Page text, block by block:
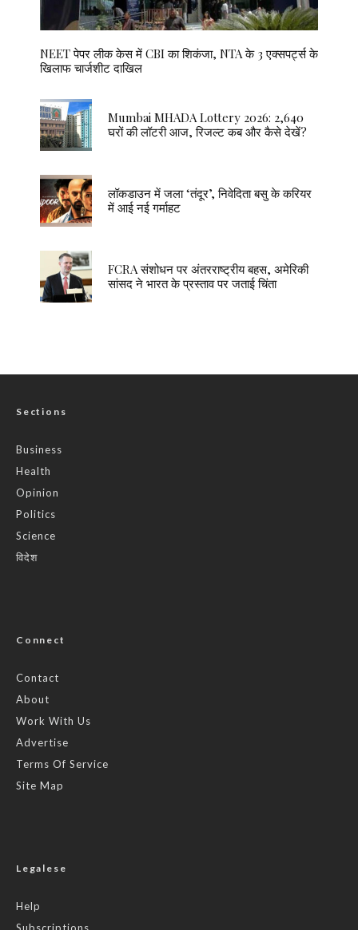
NEET पेपर लीक केस में CBI का शिकंजा, NTA के 3 एक्सपर्ट्स के
खिलाफ चार्जशीट दाखिल
Mumbai MHADA Lottery 2026: 2,640
घरों की लॉटरी आज, रिजल्ट कब और कैसे देखें?
लॉकडाउन में जला ‘तंदूर’, निवेदिता बसु के करियर
में आई नई गर्माहट
FCRA संशोधन पर अंतरराष्ट्रीय बहस, अमेरिकी
सांसद ने भारत के प्रस्ताव पर जताई चिंता
Sections
Business
Health
Opinion
Politics
Science
विदेश
Connect
Contact
About
Work With Us
Advertise
Terms Of Service
Site Map
Legalese
Help